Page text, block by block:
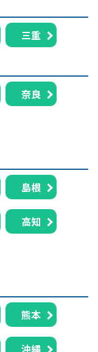
三重
奈良
島根
高知
熊本
沖縄